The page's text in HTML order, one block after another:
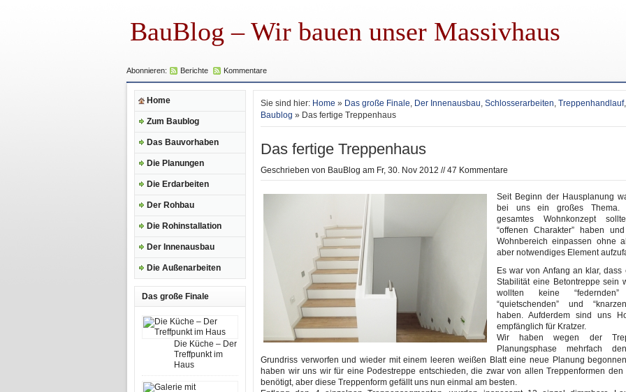
BauBlog – Wir bauen unser Massivhaus
Abonnieren: Berichte Kommentare
Home
Zum Baublog
Das Bauvorhaben
Die Planungen
Die Erdarbeiten
Der Rohbau
Die Rohinstallation
Der Innenausbau
Die Außenarbeiten
Das große Finale
Die Küche – Der
Treffpunkt im
Haus
Sie sind hier: Home » Das große Finale, Der Innenausbau, Schlosserarbeiten, Treppenhandlauf
Baublog » Das fertige Treppenhaus
Das fertige Treppenhaus
Geschrieben von BauBlog am Fr, 30. Nov 2012 //47 Kommentare
Seit Beginn der Hausplanung
bei uns ein großes Thema.
gesamtes Wohnkonzept
“offenen Charakter” haben
Wohnbereich einpassen ohne
aber notwendiges Element
Es war von Anfang an klar,
Stabilität eine Betontreppe sein
wollten keine
“quietschenden” und
haben. Aufderdem sind uns
empfänglich für Kratzer.
Wir haben wegen der
Planungsphase mehrfach
Grundriss verworfen und wieder mit einem leeren weißen Blatt eine neue Planung
haben wir uns wir für eine Podestreppe entschieden, die zwar von allen Treppenformen den
benötigt, aber diese Treppenform gefällt uns nun einmal am besten.